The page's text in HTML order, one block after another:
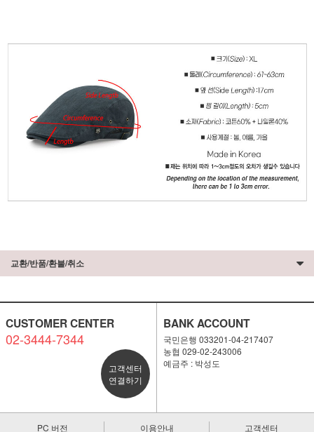
교환/반품/환불/취소
CUSTOMER CENTER
02-3444-7344
고객센터
연결하기
BANK ACCOUNT
국민은행 033201-04-217407
농협 029-02-243006
예금주 : 박성도
PC 버전 이용안내 고객센터